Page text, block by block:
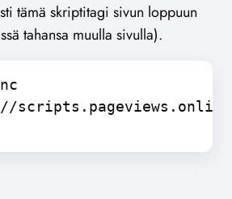
tämä skriptitagi sivun loppuun
tahansa muulla sivulla).